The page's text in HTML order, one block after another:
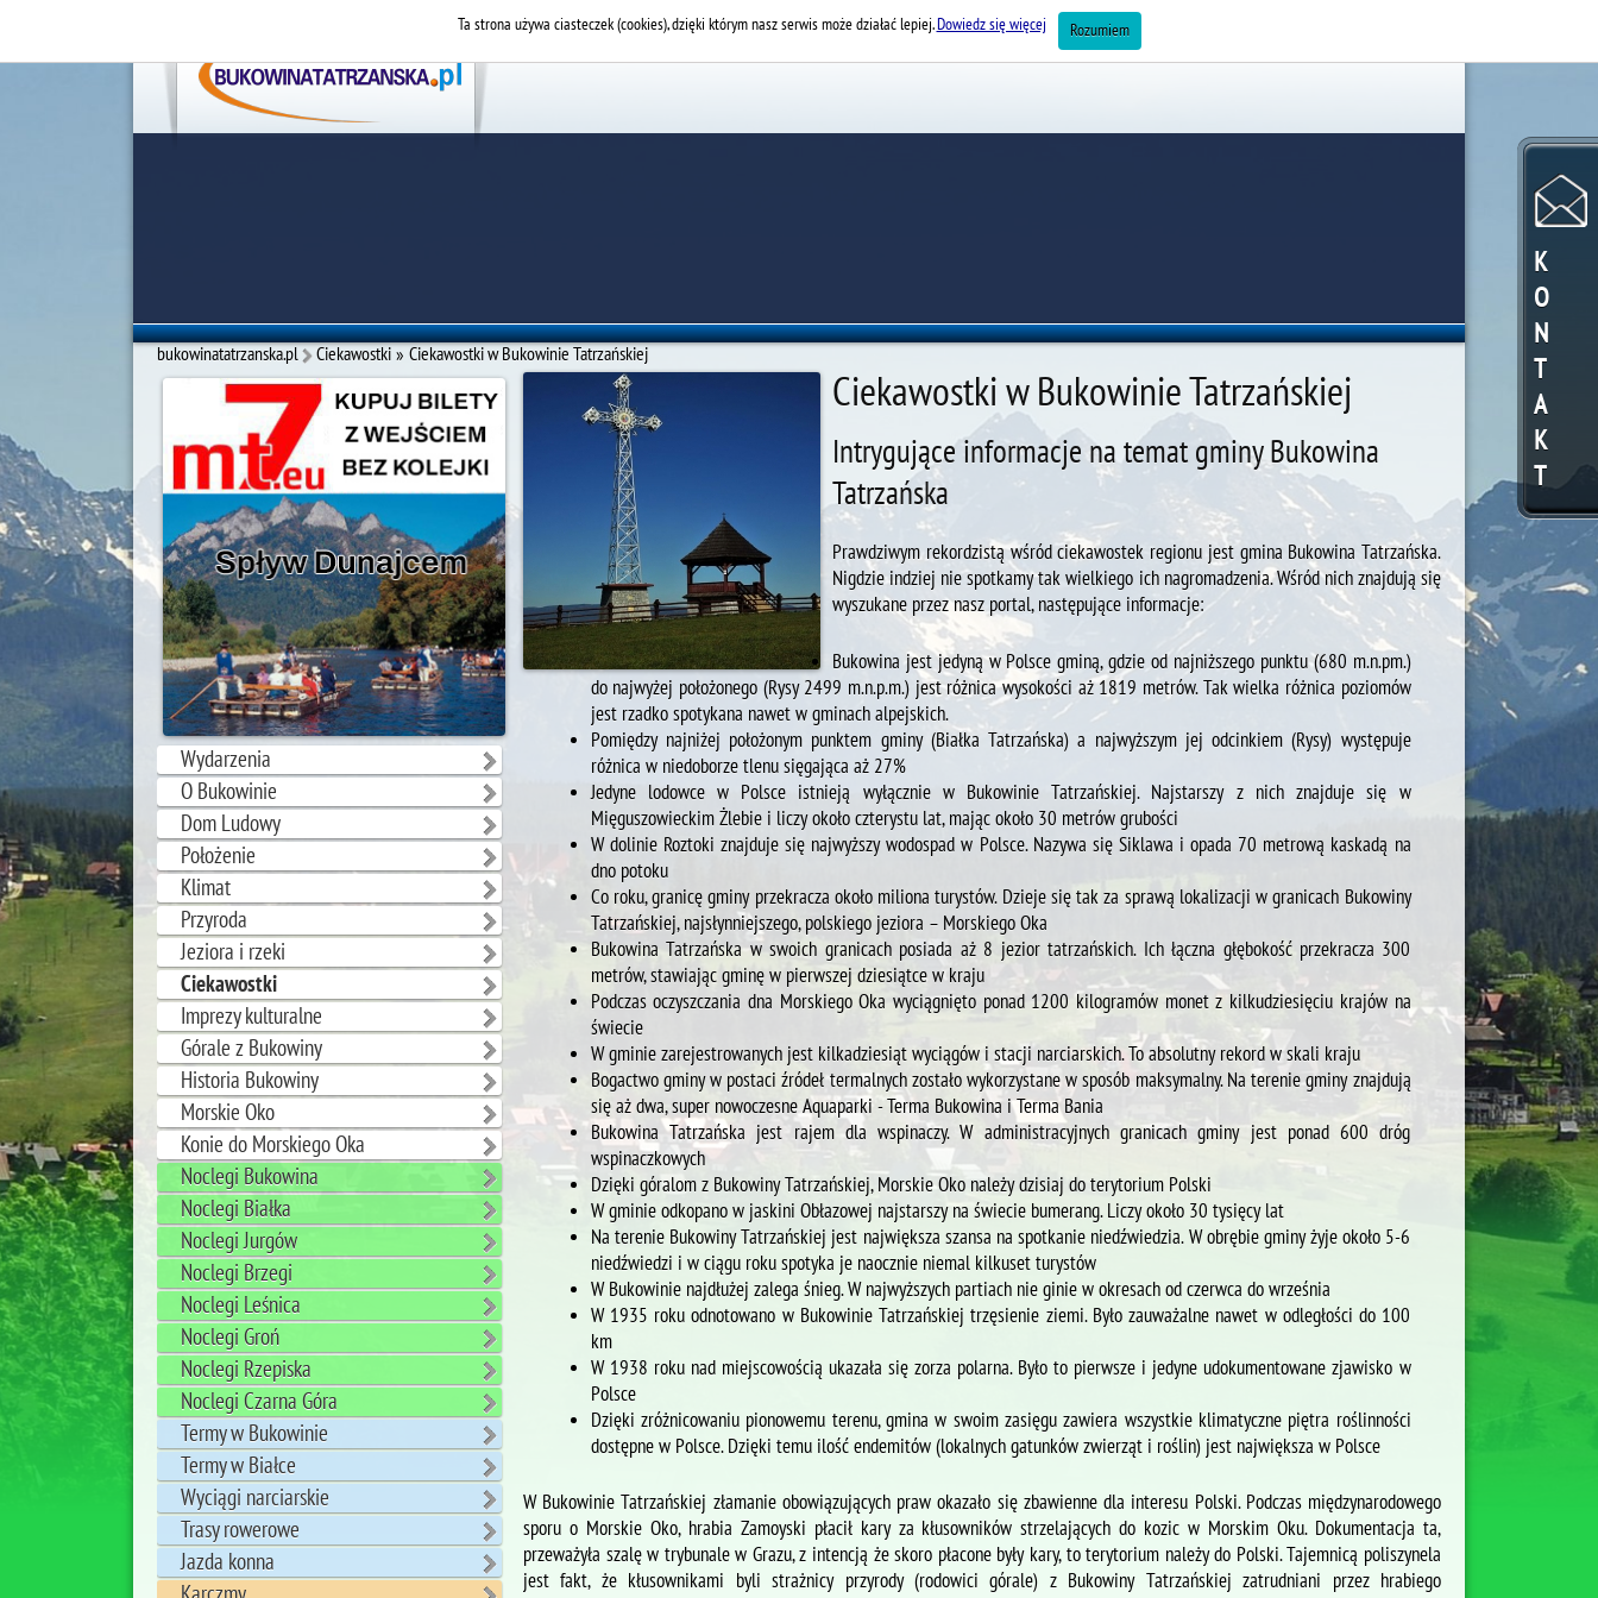
K
O
N
T
A
K
T
bukowinatatrzanska.pl Ciekawostki »Ciekawostki w Bukowinie Tatrzańskiej
Wydarzenia
O Bukowinie
Dom Ludowy
Położenie
Klimat
Przyroda
Jeziora i rzeki
Ciekawostki
Imprezy kulturalne
Górale z Bukowiny
Historia Bukowiny
Morskie Oko
Konie do Morskiego Oka
Noclegi Bukowina
Noclegi Białka
Noclegi Jurgów
Noclegi Brzegi
Noclegi Leśnica
Noclegi Groń
Noclegi Rzepiska
Noclegi Czarna Góra
Termy w Bukowinie
Termy w Białce
Wyciągi narciarskie
Trasy rowerowe
Jazda konna
Ciekawostki w Bukowinie Tatrzańskiej
Intrygujące informacje na temat gminy Bukowina
Tatrzańska
Prawdziwym rekordzistą wśród ciekawostek regionu jest gmina Bukowina Tatrzańska.
Nigdzie indziej nie spotkamy tak wielkiego ich nagromadzenia. Wśród nich znajdują się
wyszukane przez nasz portal, następujące informacje:
Bukowina jest jedyną w Polsce gminą, gdzie od najniższego punktu (680 m.n.pm.)
do najwyżej położonego (Rysy 2499 m.n.p.m.) jest różnica wysokości aż 1819 metrów. Tak wielka różnica poziomów
jest rzadko spotykana nawet w gminach alpejskich.
Pomiędzy najniżej położonym punktem gminy (Białka Tatrzańska) a najwyższym jej odcinkiem (Rysy) występuje
różnica w niedoborze tlenu sięgająca aż 27%
Jedyne lodowce w Polsce istnieją wyłącznie w Bukowinie Tatrzańskiej. Najstarszy z nich znajduje się w
Mięguszowieckim Żlebie i liczy około czterystu lat, mając około 30 metrów grubości
W dolinie Roztoki znajduje się najwyższy wodospad w Polsce. Nazywa się Siklawa i opada 70 metrową kaskadą na
dno potoku
Co roku, granicę gminy przekracza około miliona turystów. Dzieje się tak za sprawą lokalizacji w granicach Bukowiny
Tatrzańskiej, najsłynniejszego, polskiego jeziora – Morskiego Oka
Bukowina Tatrzańska w swoich granicach posiada aż 8 jezior tatrzańskich. Ich łączna głębokość przekracza 300
metrów, stawiając gminę w pierwszej dziesiątce w kraju
Podczas oczyszczania dna Morskiego Oka wyciągnięto ponad 1200 kilogramów monet z kilkudziesięciu krajów na
świecie
W gminie zarejestrowanych jest kilkadziesiąt wyciągów i stacji narciarskich. To absolutny rekord w skali kraju
Bogactwo gminy w postaci źródeł termalnych zostało wykorzystane w sposób maksymalny. Na terenie gminy znajdują
się aż dwa, super nowoczesne Aquaparki - Terma Bukowina i Terma Bania
Bukowina Tatrzańska jest rajem dla wspinaczy. W administracyjnych granicach gminy jest ponad 600 dróg
wspinaczkowych
Dzięki góralom z Bukowiny Tatrzańskiej, Morskie Oko należy dzisiaj do terytorium Polski
W gminie odkopano w jaskini Obłazowej najstarszy na świecie bumerang. Liczy około 30 tysięcy lat
Na terenie Bukowiny Tatrzańskiej jest największa szansa na spotkanie niedźwiedzia. W obrębie gminy żyje około 5-6
niedźwiedzi i w ciągu roku spotyka je naocznie niemal kilkuset turystów
W Bukowinie najdłużej zalega śnieg. W najwyższych partiach nie ginie w okresach od czerwca do września
W 1935 roku odnotowano w Bukowinie Tatrzańskiej trzęsienie ziemi. Było zauważalne nawet w odległości do 100
km
W 1938 roku nad miejscowością ukazała się zorza polarna. Było to pierwsze i jedyne udokumentowane zjawisko w
Polsce
Dzięki zróżnicowaniu pionowemu terenu, gmina w swoim zasięgu zawiera wszystkie klimatyczne piętra roślinności
dostępne w Polsce. Dzięki temu ilość endemitów (lokalnych gatunków zwierząt i roślin) jest największa w Polsce
W Bukowinie Tatrzańskiej złamanie obowiązujących praw okazało się zbawienne dla interesu Polski. Podczas międzynarodowego
sporu o Morskie Oko, hrabia Zamoyski płacił kary za kłusowników strzelających do kozic w Morskim Oku. Dokumentacja ta,
przeważyła szalę w trybunale w Grazu, z intencją że skoro płacone były kary, to terytorium należy do Polski. Tajemnicą poliszynela
jest fakt, że kłusownikami byli strażnicy przyrody (rodowici górale) z Bukowiny Tatrzańskiej zatrudniani przez hrabiego
Ta strona używa ciasteczek (cookies), dzięki którym nasz serwis może działać lepiej.Dowiedz się więcej Rozumiem